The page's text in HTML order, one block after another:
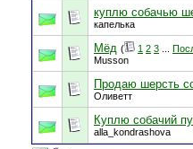
куплю собачью
капелька
Мёд ( 1 2 3
Musson
Продаю шерсть
Оливетт
Куплю собачий
alla_kondrashova